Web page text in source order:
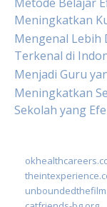
Meningkatkan
Mengenal Lebih
Terkenal di
Menjadi Guru
Meningkatkan
Sekolah yang